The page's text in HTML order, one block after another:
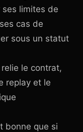
limites de
cas de
sous un statut
le contrat,
replay et le
bonne que si